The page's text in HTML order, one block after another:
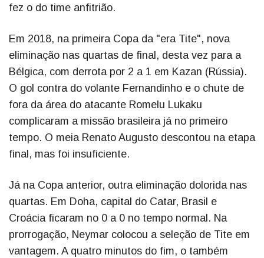
fez o do time anfitrião.
Em 2018, na primeira Copa da "era Tite", nova
eliminação nas quartas de final, desta vez para a
Bélgica, com derrota por 2 a 1 em Kazan (Rússia).
O gol contra do volante Fernandinho e o chute de
fora da área do atacante Romelu Lukaku
complicaram a missão brasileira já no primeiro
tempo. O meia Renato Augusto descontou na etapa
final, mas foi insuficiente.
Já na Copa anterior, outra eliminação dolorida nas
quartas. Em Doha, capital do Catar, Brasil e
Croácia ficaram no 0 a 0 no tempo normal. Na
prorrogação, Neymar colocou a seleção de Tite em
vantagem. A quatro minutos do fim, o também